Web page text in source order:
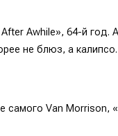
After Awhile», 64-й
не блюз, а калипсо.
самого Van Morrison,